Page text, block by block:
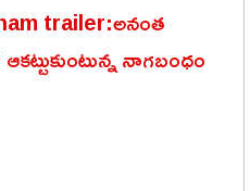
trailer:అనంత
నాగబంధం